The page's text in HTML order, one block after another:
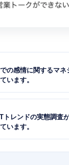
の感情に関するマ
います。
トレンドの実態調査
います。